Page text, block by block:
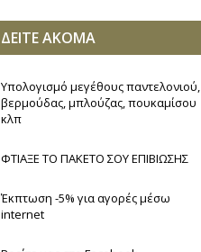
ΔΕΙΤΕ ΑΚΟΜΑ
Υπολογισμό μεγέθους παντελονιού,
βερμούδας, μπλούζας, πουκαμίσου
κλπ
ΦΤΙΑΞΕ ΤΟ ΠΑΚΕΤΟ ΣΟΥ ΕΠΙΒΙΩΣΗΣ
Έκπτωση -5% για αγορές μέσω
internet